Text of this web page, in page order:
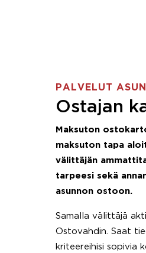
PALVELUT
Ostajan
Maksuton
maksuton tapa
välittäjän
tarpeesi sekä
asunnon ostoon.
Samalla välittäjä
Ostovahdin. Saat
kriteereihisi sopivia